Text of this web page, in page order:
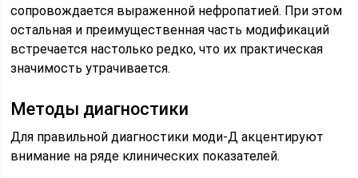
сопровождается выраженной нефропатией. При этом
остальная и преимущественная часть модификаций
встречается настолько редко, что их практическая
значимость утрачивается.
Методы диагностики
Для правильной диагностики моди-Д акцентируют
внимание на ряде клинических показателей.